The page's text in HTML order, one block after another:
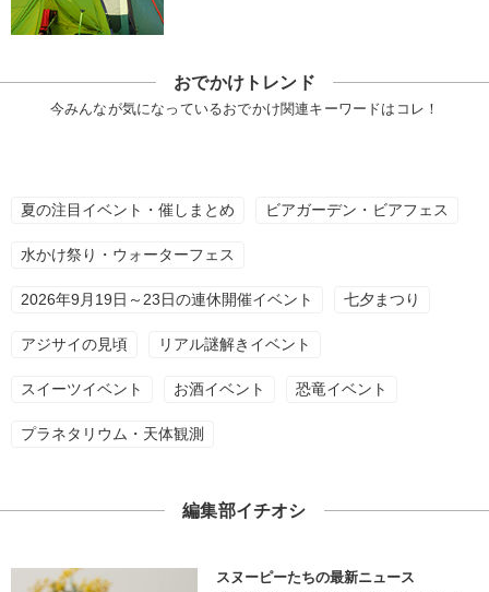
おでかけトレンド
今みんなが気になっているおでかけ関連キーワードはコレ！
夏の注目イベント・催しまとめ ビアガーデン・ビアフェス
水かけ祭り・ウォーターフェス
2026年9月19日～23日の連休開催イベント 七夕まつり
アジサイの見頃 リアル謎解きイベント
スイーツイベント お酒イベント 恐竜イベント
プラネタリウム・天体観測
編集部イチオシ
スヌーピーたちの最新ニュース